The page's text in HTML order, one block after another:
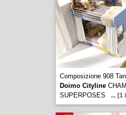
Composizione 908
Doimo Cityline
SUPERPOSES
... [1